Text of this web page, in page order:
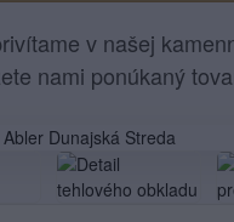
v našej
nami ponúkaný